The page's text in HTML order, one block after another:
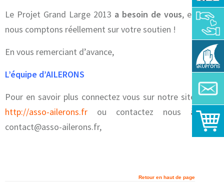
Le Projet Grand Large 2013 a besoin de vous, et
nous comptons réellement sur votre soutien !
En vous remerciant d’avance,
L’équipe d’AILERONS
Pour en savoir plus connectez vous sur notre site
http://asso-ailerons.fr ou contactez nous à
contact@asso-ailerons.fr,
Retour en haut de page